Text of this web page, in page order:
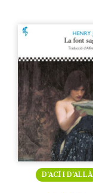
D’ACÍ I D’ALLÀ